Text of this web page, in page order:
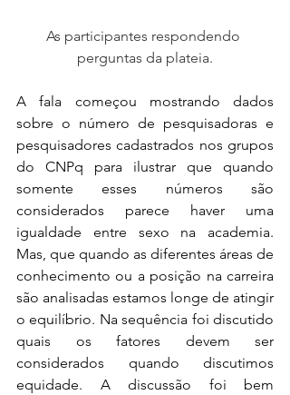
As participantes respondendo
perguntas da plateia.
A fala começou mostrando dados
sobre o número de pesquisadoras e
pesquisadores cadastrados nos grupos
do CNPq para ilustrar que quando
somente esses números são
considerados parece haver uma
igualdade entre sexo na academia.
Mas, que quando as diferentes áreas de
conhecimento ou a posição na carreira
são analisadas estamos longe de atingir
o equilíbrio. Na sequência foi discutido
quais os fatores devem ser
considerados quando discutimos
equidade. A discussão foi bem